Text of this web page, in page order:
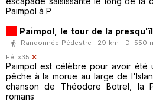
Paimpol à P
Paimpol, le tour de la
Randonnée Pédestre · 29 km · D+550
Félix35
Paimpol est célèbre pour avoir été
pêche à la morue au large de
chanson de Théodore Botrel, la
romans